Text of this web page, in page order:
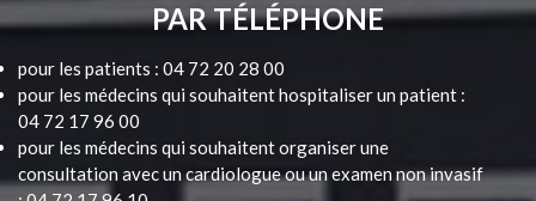
PAR TÉLÉPHONE
pour les patients : 04 72 20 28 00
pour les médecins qui souhaitent hospitaliser un patient :
04 72 17 96 00
pour les médecins qui souhaitent organiser une
consultation avec un cardiologue ou un examen non invasif